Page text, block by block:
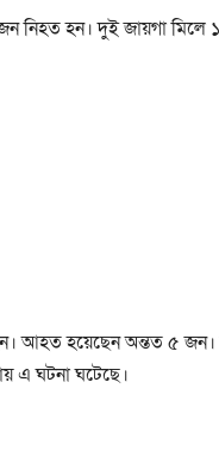
নিহত হন। দুই জায়গা মিলে
আহত হয়েছেন অন্তত ৫
এ ঘটনা ঘটেছে।